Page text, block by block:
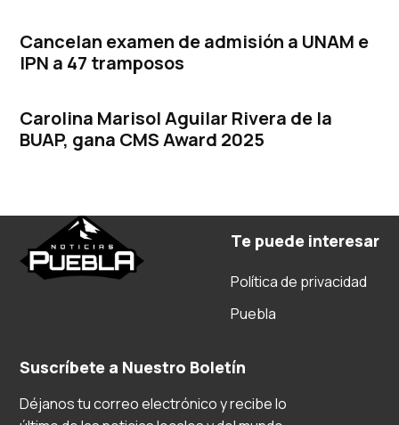
Cancelan examen de admisión a UNAM e
IPN a 47 tramposos
Carolina Marisol Aguilar Rivera de la
BUAP, gana CMS Award 2025
Te puede interesar
Política de privacidad
Puebla
Suscríbete a Nuestro Boletín
Déjanos tu correo electrónico y recibe lo